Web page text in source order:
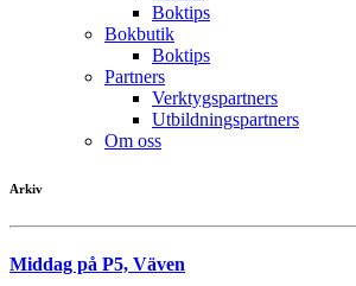
Boktips
Bokbutik
Boktips
Partners
Verktygspartners
Utbildningspartners
Om oss
Arkiv
Middag på P5, Väven